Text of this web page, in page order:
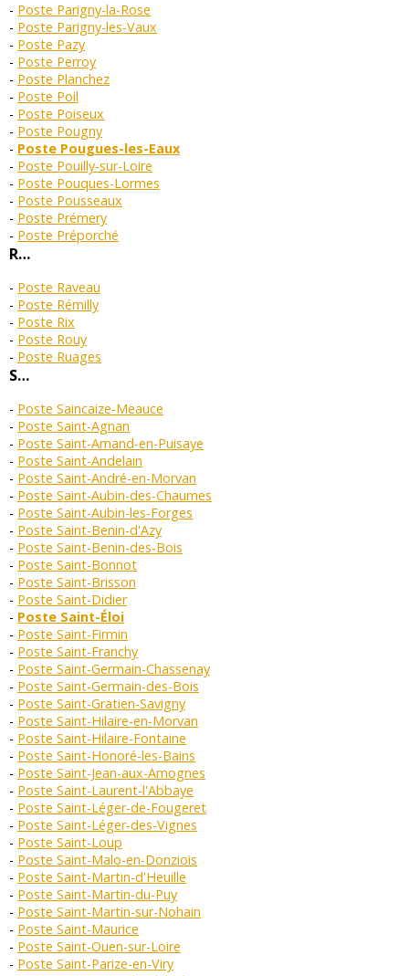
Poste Parigny-la-Rose
Poste Parigny-les-Vaux
Poste Pazy
Poste Perroy
Poste Planchez
Poste Poil
Poste Poiseux
Poste Pougny
Poste Pougues-les-Eaux
Poste Pouilly-sur-Loire
Poste Pouques-Lormes
Poste Pousseaux
Poste Prémery
Poste Préporché
R…
Poste Raveau
Poste Rémilly
Poste Rix
Poste Rouy
Poste Ruages
S…
Poste Saincaize-Meauce
Poste Saint-Agnan
Poste Saint-Amand-en-Puisaye
Poste Saint-Andelain
Poste Saint-André-en-Morvan
Poste Saint-Aubin-des-Chaumes
Poste Saint-Aubin-les-Forges
Poste Saint-Benin-d'Azy
Poste Saint-Benin-des-Bois
Poste Saint-Bonnot
Poste Saint-Brisson
Poste Saint-Didier
Poste Saint-Éloi
Poste Saint-Firmin
Poste Saint-Franchy
Poste Saint-Germain-Chassenay
Poste Saint-Germain-des-Bois
Poste Saint-Gratien-Savigny
Poste Saint-Hilaire-en-Morvan
Poste Saint-Hilaire-Fontaine
Poste Saint-Honoré-les-Bains
Poste Saint-Jean-aux-Amognes
Poste Saint-Laurent-l'Abbaye
Poste Saint-Léger-de-Fougeret
Poste Saint-Léger-des-Vignes
Poste Saint-Loup
Poste Saint-Malo-en-Donziois
Poste Saint-Martin-d'Heuille
Poste Saint-Martin-du-Puy
Poste Saint-Martin-sur-Nohain
Poste Saint-Maurice
Poste Saint-Ouen-sur-Loire
Poste Saint-Parize-en-Viry